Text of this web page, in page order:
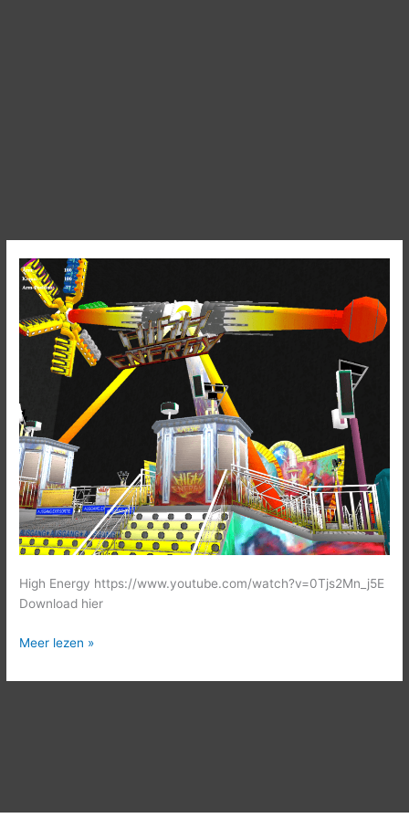
High Energy https://www.youtube.com/watch?v=0Tjs2Mn_j5E
Download hier
High
Energy
Meer lezen »